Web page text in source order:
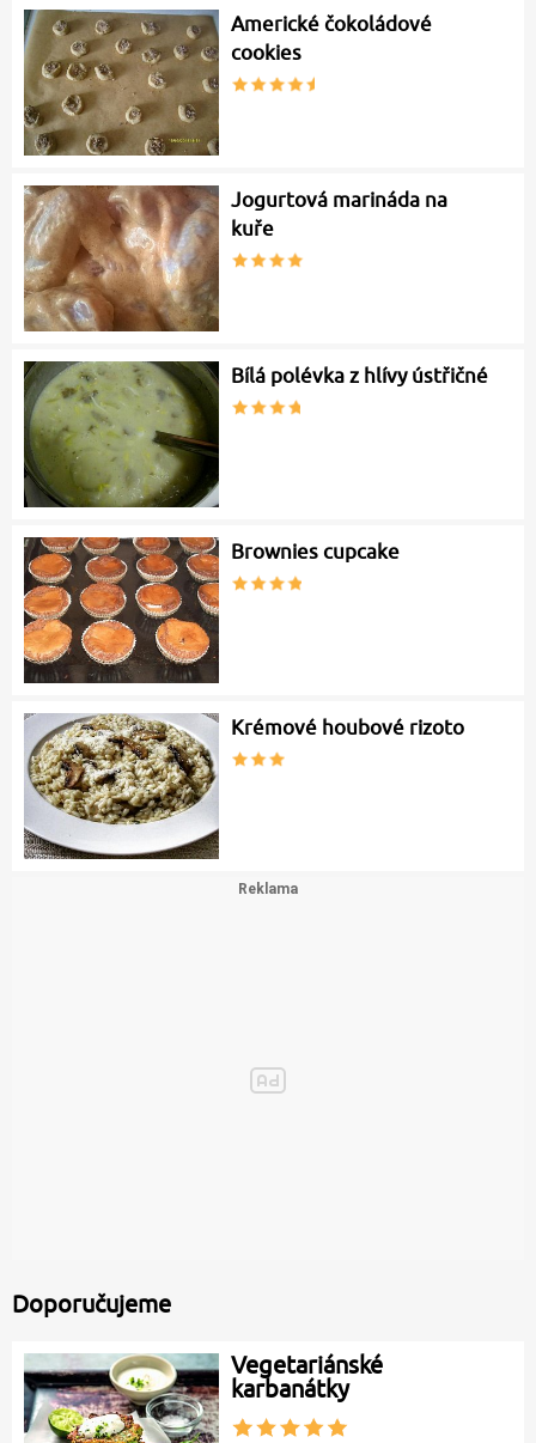
Americké čokoládové
cookies
Jogurtová marináda na
kuře
Bílá polévka z hlívy ústřičné
Brownies cupcake
Krémové houbové rizoto
Doporučujeme
Vegetariánské
karbanátky